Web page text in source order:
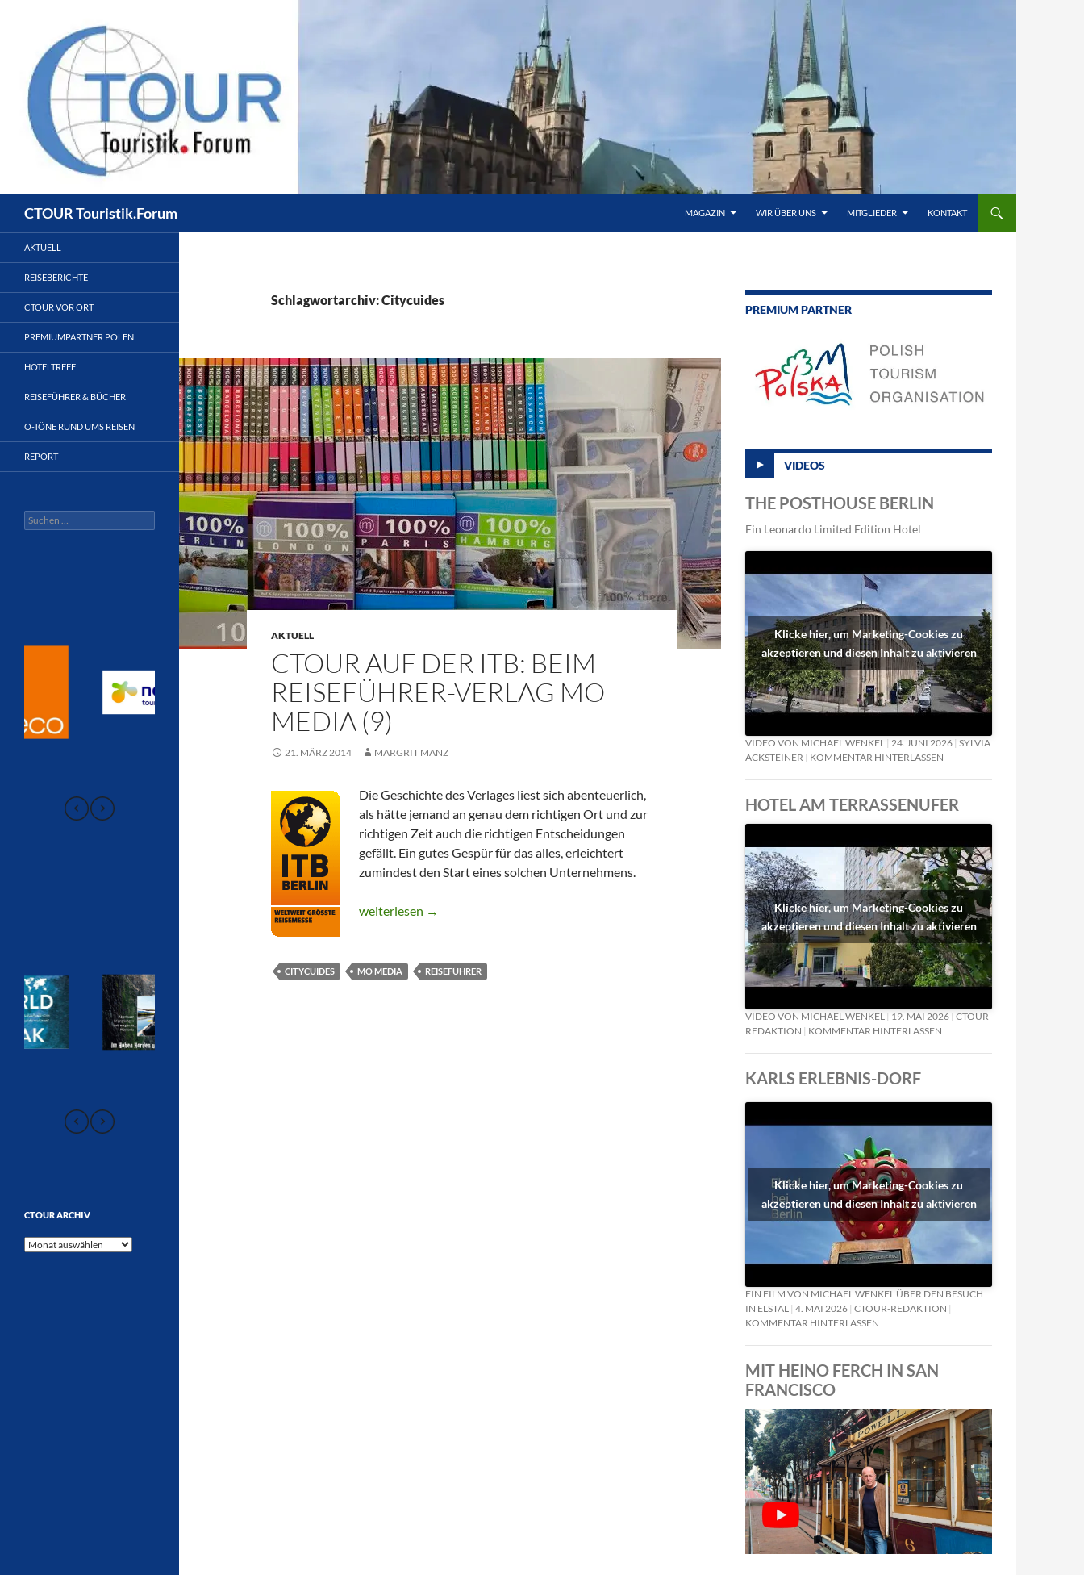
springen
CTOUR Touristik.Forum MAGAZIN WIR ÜBER UNS MITGLIEDER KONTAKT
Schlagwortarchiv: Citycuides
AKTUELL
CTOUR AUF DER ITB: BEIM
REISEFÜHRER-VERLAG MO
MEDIA (9)
21. MÄRZ 2014 MARGRIT MANZ
Die Geschichte des Verlages liest sich abenteuerlich,
als hätte jemand an genau dem richtigen Ort und zur
richtigen Zeit auch die richtigen Entscheidungen
gefällt. Ein gutes Gespür für das alles, erleichtert
zumindest den Start eines solchen Unternehmens.
CTOUR auf der ITB: Beim Reiseführer-Verlag mo media (9)
weiterlesen →
CITYCUIDES MO MEDIA REISEFÜHRER
PREMIUM PARTNER
VIDEOS
THE POSTHOUSE BERLIN
Ein Leonardo Limited Edition Hotel
Klicke hier, um Marketing-Cookies zu
akzeptieren und diesen Inhalt zu aktivieren
VIDEO VON MICHAEL WENKEL 24. JUNI 2026 SYLVIA
ACKSTEINER
KOMMENTAR HINTERLASSEN
HOTEL AM TERRASSENUFER
Klicke hier, um Marketing-Cookies zu
akzeptieren und diesen Inhalt zu aktivieren
VIDEO VON MICHAEL WENKEL 19. MAI 2026 CTOUR-
REDAKTION
KOMMENTAR HINTERLASSEN
KARLS ERLEBNIS-DORF
Klicke hier, um Marketing-Cookies zu
akzeptieren und diesen Inhalt zu aktivieren
EIN FILM VON MICHAEL WENKEL ÜBER DEN BESUCH
IN ELSTAL 4. MAI 2026 CTOUR-REDAKTION
KOMMENTAR HINTERLASSEN
MIT HEINO FERCH IN SAN
FRANCISCO
AKTUELL
REISEBERICHTE
CTOUR VOR ORT
PREMIUMPARTNER POLEN
HOTELTREFF
REISEFÜHRER & BÜCHER
O-TÖNE RUND UMS REISEN
REPORT
Suchen
nach:
CTOUR ARCHIV
CTOUR